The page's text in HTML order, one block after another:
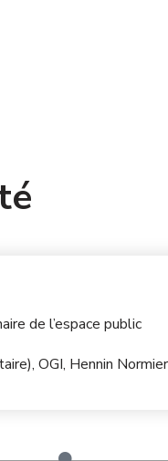
de l’espace public
OGI, Hennin